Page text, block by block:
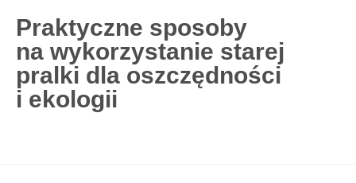
727 775 478
blisco.pl › Poradnik
Praktyczne sposoby
na wykorzystanie starej pralki dla oszczędności
Praktyczne sposoby
na wykorzystanie starej
pralki dla oszczędności
i ekologii